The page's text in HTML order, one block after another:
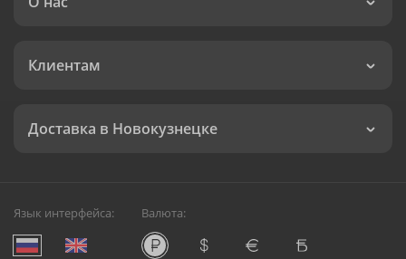
Клиентам
Доставка в Новокузнецке
Язык интерфейса: Валюта: